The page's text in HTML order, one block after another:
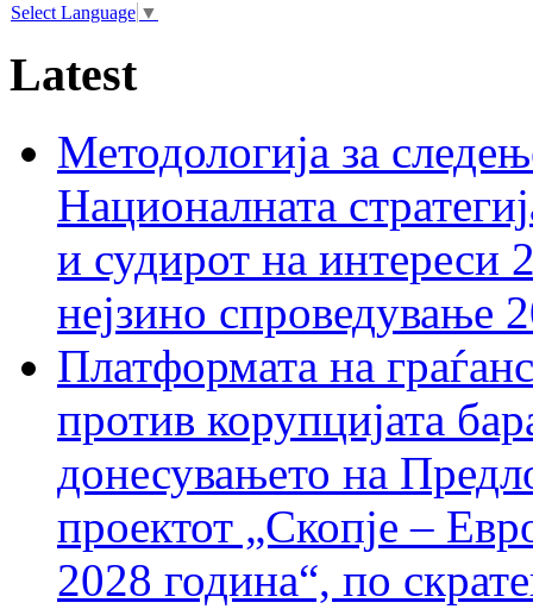
Select Language ▼
Latest
Методологија за
Националната
и судирот на интереси
нејзино спроведување
Платформата на
против корупцијата
донесувањето на
проектот „Скопје –
2028 година“, по